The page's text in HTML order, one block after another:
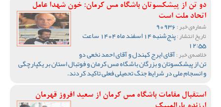
دو تن از پیشکسوتان باشگاه مس کرمان: خون شهدا عامل
اتحاد ملت است
شماره‌ی خبر :
تاریخ انتشار : پنج‌شنبه 14 اسفند ماه 1404 ساعت
12:55
خلاصه‌ی خبر :آقای ایرج کهندل و آقای احمد نخعی دو
تن از پیشکسوتان و بزرگان باشگاه مس کرمان و فوتبال استان بر یکپارچگی
و انسجام ملی در شرایط جنگ تحمیلی فعلی تاکید کردند.
استقبال مقامات باشگاه مس کرمان از سعید افروز قهرمان